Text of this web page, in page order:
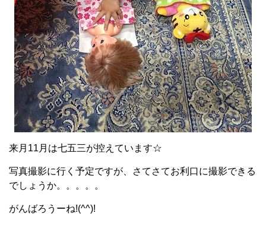
来月11月は七五三が控えています☆
写真撮影に行く予定ですが、さてさてお利口に撮影できる
でしょうか。。。。。
がんばろうーね!(^^)!